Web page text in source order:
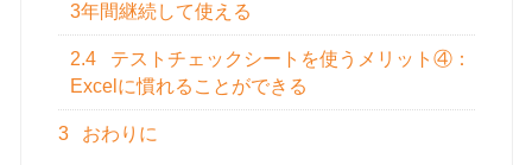
3年間継続して使える
2.4
テストチェックシートを使うメリット④：
Excelに慣れることができる
3 おわりに